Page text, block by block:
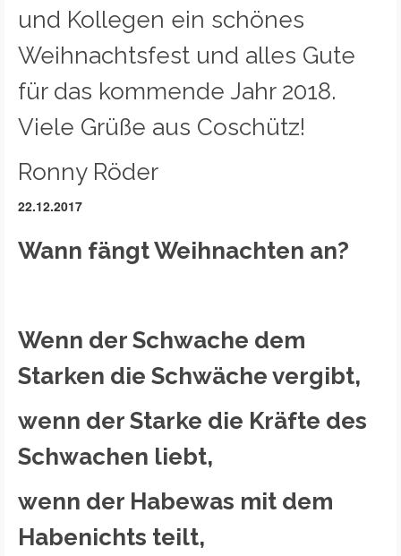
und Kollegen ein schönes
Weihnachtsfest und alles Gute
für das kommende Jahr 2018.
Viele Grüße aus Coschütz!
Ronny Röder
22.12.2017
Wann fängt Weihnachten an?
Wenn der Schwache dem
Starken die Schwäche vergibt,
wenn der Starke die Kräfte des
Schwachen liebt,
wenn der Habewas mit dem
Habenichts teilt,